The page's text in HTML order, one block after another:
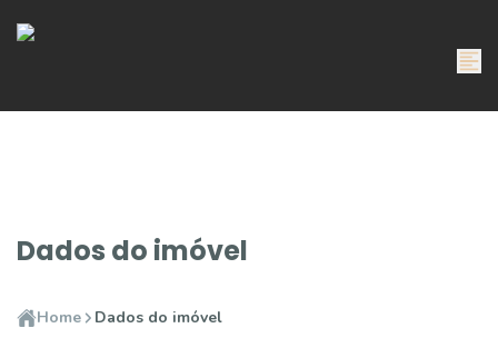
Dados do imóvel
Home Dados do imóvel